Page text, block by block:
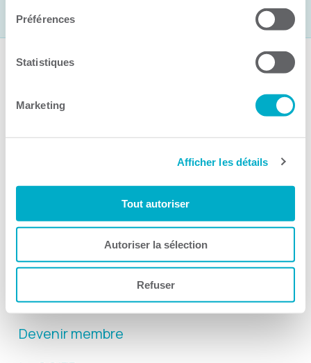
Préférences
Statistiques
Marketing
Afficher les détails
Tout autoriser
Autoriser la sélection
Refuser
Suivez-nous
Activités
Gala Radisson
Solutions TI
Devenir membre